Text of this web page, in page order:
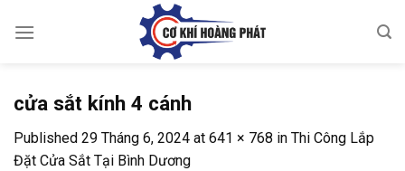
cửa sắt kính 4 cánh
Published 29 Tháng 6, 2024 at 641 × 768 in Thi Công Lắp
Đặt Cửa Sắt Tại Bình Dương